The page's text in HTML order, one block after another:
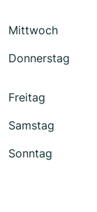
Mittwoch
Donnerstag
Freitag
Samstag
Sonntag